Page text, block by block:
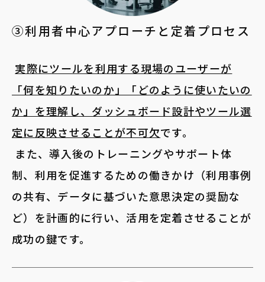
③利用者中心アプローチと定着プロセス
実際にツールを利用する現場のユーザーが
「何を知りたいのか」「どのように使いたいの
か」を理解し、ダッシュボード設計やツール選
定に反映させることが不可欠です。
また、導入後のトレーニングやサポート体
制、利用を促進するための働きかけ（利用事例
の共有、データに基づいた意思決定の奨励な
ど）を計画的に行い、活用を定着させることが
成功の鍵です。